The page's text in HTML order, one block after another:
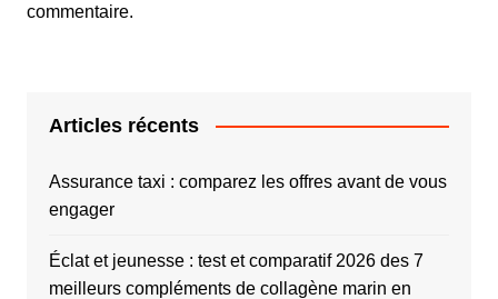
commentaire.
Articles récents
Assurance taxi : comparez les offres avant de vous
engager
Éclat et jeunesse : test et comparatif 2026 des 7
meilleurs compléments de collagène marin en